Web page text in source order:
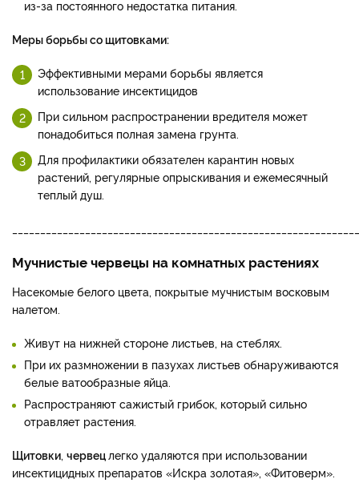
из-за постоянного недостатка питания.
Меры борьбы со щитовками:
Эффективными мерами борьбы является
использование инсектицидов
При сильном распространении вредителя может
понадобиться полная замена грунта.
Для профилактики обязателен карантин новых
растений, регулярные опрыскивания и ежемесячный
теплый душ.
Мучнистые червецы на комнатных растениях
Насекомые белого цвета, покрытые мучнистым восковым
налетом.
Живут на нижней стороне листьев, на стеблях.
При их размножении в пазухах листьев обнаруживаются
белые ватообразные яйца.
Распространяют сажистый грибок, который сильно
отравляет растения.
Щитовки червец легко удаляются при использовании
инсектицидных препаратов «Искра золотая», «Фитоверм».